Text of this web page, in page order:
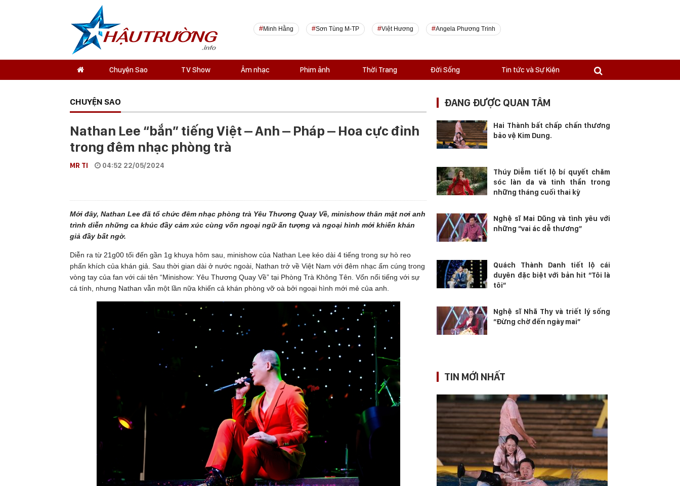
Minh Hằng Sơn Tùng M-TP Việt Hương Angela Phương Trinh
Chuyện Sao TV Show Âm nhạc Phim ảnh Thời Trang Đời Sống Tin tức và Sự Kiện
CHUYỆN SAO
Nathan Lee “bắn” tiếng Việt – Anh – Pháp – Hoa cực đỉnh
trong đêm nhạc phòng trà
MR TI 04:52 22/05/2024
Mới đây, Nathan Lee đã tổ chức đêm nhạc phòng trà Yêu Thương Quay Về, minishow thân mật nơi anh
trình diễn những ca khúc đầy cảm xúc cùng vốn ngoại ngữ ấn tượng và ngoại hình mới khiến khán
giả đầy bất ngờ.
Diễn ra từ 21g00 tối đến gần 1g khuya hôm sau, minishow của Nathan Lee kéo dài 4 tiếng trong sự hò reo
phấn khích của khán giả. Sau thời gian dài ở nước ngoài, Nathan trở về Việt Nam với đêm nhạc ấm cúng trong
vòng tay của fan với cái tên “Minishow: Yêu Thương Quay Về” tại Phòng Trà Không Tên. Vốn nổi tiếng với sự
cá tính, nhưng Nathan vẫn một lần nữa khiến cả khán phòng vỡ oà bởi ngoại hình mới mẻ của anh.
ĐANG ĐƯỢC QUAN TÂM
Hai Thành bất chấp chấn thương
bảo vệ Kim Dung.
Thúy Diễm tiết lộ bí quyết chăm
sóc làn da và tinh thần trong
những tháng cuối thai kỳ
Nghệ sĩ Mai Dũng và tình yêu với
những “vai ác dễ thương”
Quách Thành Danh tiết lộ cái
duyên đặc biệt với bản hit “Tôi là
tôi”
Nghệ sĩ Nhã Thy và triết lý sống
“Đừng chờ đến ngày mai”
TIN MỚI NHẤT